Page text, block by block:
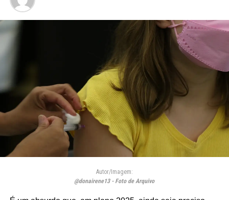
Autor/Imagem:
@donairene13 - Foto de Arquivo